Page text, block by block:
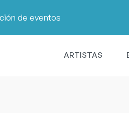
de eventos
ARTISTAS